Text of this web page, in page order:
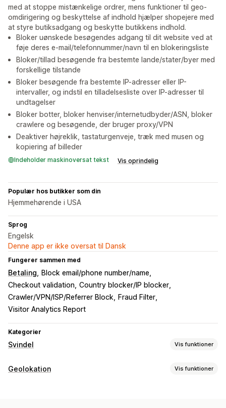
med at stoppe mistænkelige ordrer, mens funktioner til geo-
omdirigering og beskyttelse af indhold hjælper shopejere med
at styre butiksadgang og beskytte butikkens indhold.
Bloker uønskede besøgendes adgang til dit website ved at
føje deres e-mail/telefonnummer/navn til en blokeringsliste
Bloker/tillad besøgende fra bestemte lande/stater/byer med
forskellige tilstande
Bloker besøgende fra bestemte IP-adresser eller IP-
intervaller, og indstil en tilladelsesliste over IP-adresser til
undtagelser
Bloker botter, bloker henviser/internetudbyder/ASN, bloker
crawlere og besøgende, der bruger proxy/VPN
Deaktiver højreklik, tastaturgenveje, træk med musen og
kopiering af billeder
Indeholder maskinoversat tekst Vis oprindelig
Populær hos butikker som din
Hjemmehørende i USA
Sprog
Engelsk
Denne app er ikke oversat til Dansk
Fungerer sammen med
Betaling
Block email/phone number/name
Checkout validation Country blocker/IP blocker
Crawler/VPN/ISP/Referrer Block
Fraud Filter
Visitor Analytics Report
Kategorier
Svindel Vis funktioner
Svindeltyper
Geolokation Vis funktioner